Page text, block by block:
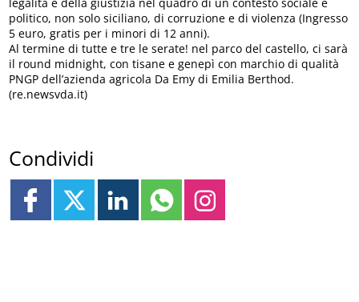
politico, non solo siciliano, di corruzione e di violenza (Ingresso
5 euro, gratis per i minori di 12 anni).
Al termine di tutte e tre le serate! nel parco del castello, ci sarà
il round midnight, con tisane e genepì con marchio di qualità
PNGP dell’azienda agricola Da Emy di Emilia Berthod.
(re.newsvda.it)
Condividi